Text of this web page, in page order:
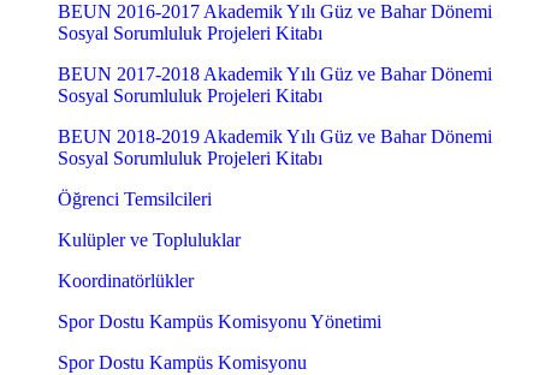
BEUN 2016-2017 Akademik Yılı Güz ve Bahar Dönemi
Sosyal Sorumluluk Projeleri Kitabı
BEUN 2017-2018 Akademik Yılı Güz ve Bahar Dönemi
Sosyal Sorumluluk Projeleri Kitabı
BEUN 2018-2019 Akademik Yılı Güz ve Bahar Dönemi
Sosyal Sorumluluk Projeleri Kitabı
Öğrenci Temsilcileri
Kulüpler ve Topluluklar
Koordinatörlükler
Spor Dostu Kampüs Komisyonu Yönetimi
Spor Dostu Kampüs Komisyonu